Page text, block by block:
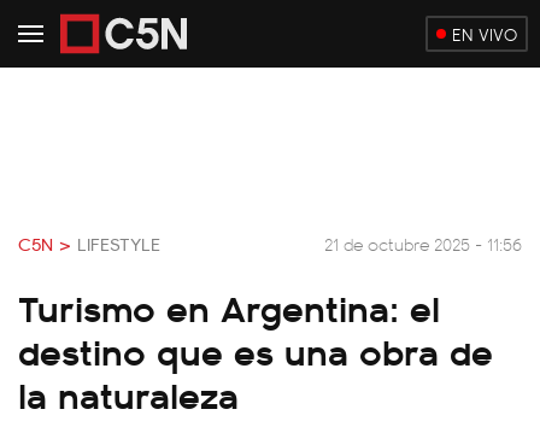
EN VIVO
C5N > LIFESTYLE 21 de octubre 2025 - 11:56
Turismo en Argentina: el
destino que es una obra de
la naturaleza